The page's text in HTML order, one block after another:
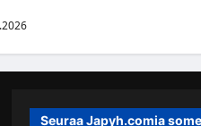
Seuraa Japyh.comia